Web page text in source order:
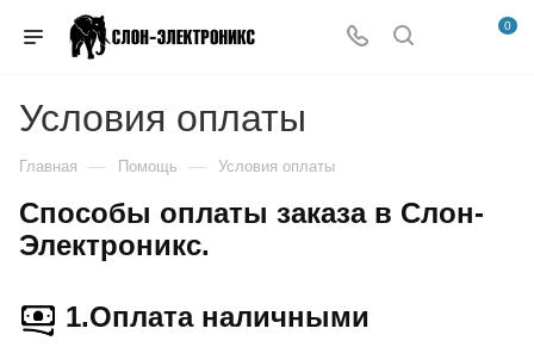
0
Условия оплаты
Главная — Помощь — Условия оплаты
Способы оплаты заказа в Слон-
Электроникс.
1.Оплата наличными